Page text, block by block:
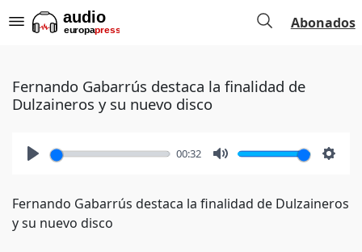
Abonados
Fernando Gabarrús destaca la finalidad de
Dulzaineros y su nuevo disco
00:32
Fernando Gabarrús destaca la finalidad de Dulzaineros
y su nuevo disco